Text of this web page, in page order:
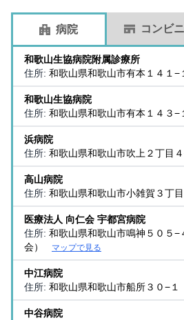
病院 コンビニ
和歌山生協病院附属診療所
住所: 和歌山県和歌山市有本１４１−
和歌山生協病院
住所: 和歌山県和歌山市有本１４３−
浜病院
住所: 和歌山県和歌山市吹上２丁目
高山病院
住所: 和歌山県和歌山市小雑賀３丁
医療法人 向仁会 宇都宮病院
住所: 和歌山県和歌山市鳴神５０５−
会）
マップで見る
中江病院
住所: 和歌山県和歌山市船所３０−１
中谷病院